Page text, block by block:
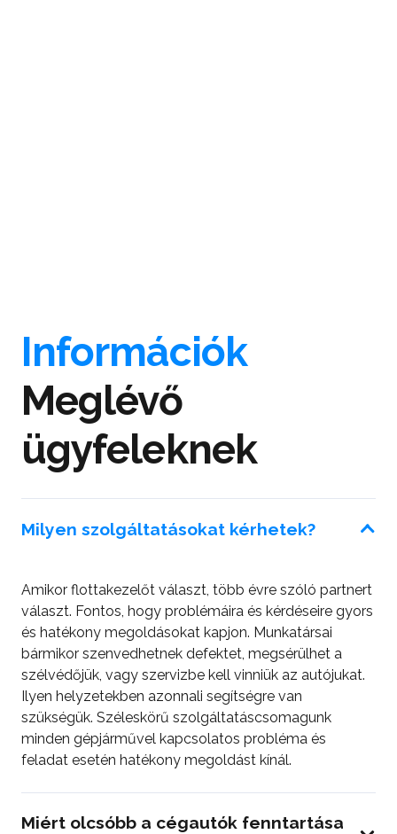
Információk
Meglévő
ügyfeleknek
Milyen szolgáltatásokat kérhetek?
Amikor flottakezelőt választ, több évre szóló partnert
választ. Fontos, hogy problémáira és kérdéseire gyors
és hatékony megoldásokat kapjon. Munkatársai
bármikor szenvedhetnek defektet, megsérülhet a
szélvédőjük, vagy szervizbe kell vinniük az autójukat.
Ilyen helyzetekben azonnali segítségre van
szükségük. Széleskörű szolgáltatáscsomagunk
minden gépjárművel kapcsolatos probléma és
feladat esetén hatékony megoldást kínál.
Miért olcsóbb a cégautók fenntartása